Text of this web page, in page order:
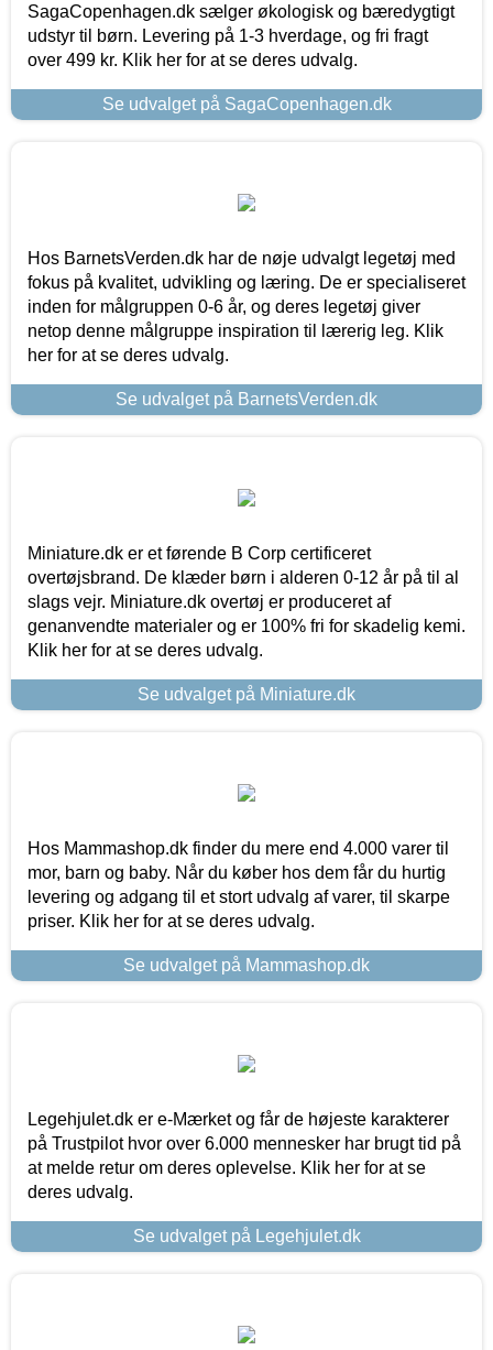
SagaCopenhagen.dk sælger økologisk og bæredygtigt
udstyr til børn. Levering på 1-3 hverdage, og fri fragt
over 499 kr. Klik her for at se deres udvalg.
Se udvalget på SagaCopenhagen.dk
Hos BarnetsVerden.dk har de nøje udvalgt legetøj med
fokus på kvalitet, udvikling og læring. De er specialiseret
inden for målgruppen 0-6 år, og deres legetøj giver
netop denne målgruppe inspiration til lærerig leg. Klik
her for at se deres udvalg.
Se udvalget på BarnetsVerden.dk
Miniature.dk er et førende B Corp certificeret
overtøjsbrand. De klæder børn i alderen 0-12 år på til al
slags vejr. Miniature.dk overtøj er produceret af
genanvendte materialer og er 100% fri for skadelig kemi.
Klik her for at se deres udvalg.
Se udvalget på Miniature.dk
Hos Mammashop.dk finder du mere end 4.000 varer til
mor, barn og baby. Når du køber hos dem får du hurtig
levering og adgang til et stort udvalg af varer, til skarpe
priser. Klik her for at se deres udvalg.
Se udvalget på Mammashop.dk
Legehjulet.dk er e-Mærket og får de højeste karakterer
på Trustpilot hvor over 6.000 mennesker har brugt tid på
at melde retur om deres oplevelse. Klik her for at se
deres udvalg.
Se udvalget på Legehjulet.dk